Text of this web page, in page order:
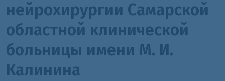
нейрохирургии Самарской
областной клинической
больницы имени М. И.
Калинина